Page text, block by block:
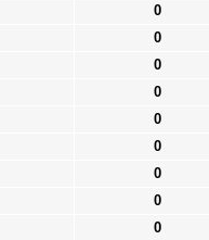
0
0
0
0
0
0
0
0
0